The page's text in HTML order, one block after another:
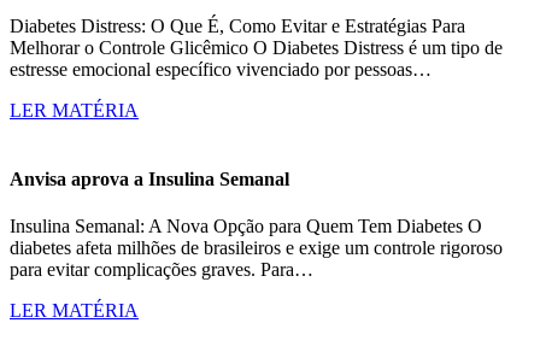
Diabetes Distress: O Que É, Como Evitar e Estratégias Para
Melhorar o Controle Glicêmico O Diabetes Distress é um tipo de
estresse emocional específico vivenciado por pessoas…
LER MATÉRIA
Anvisa aprova a Insulina Semanal
Insulina Semanal: A Nova Opção para Quem Tem Diabetes O
diabetes afeta milhões de brasileiros e exige um controle rigoroso
para evitar complicações graves. Para…
LER MATÉRIA